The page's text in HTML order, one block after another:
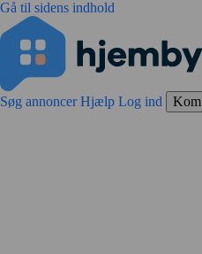
Gå til sidens indhold
Søg annoncerHjælp Log ind